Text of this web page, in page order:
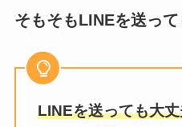
そもそもLINEを送って
LINEを送っても大